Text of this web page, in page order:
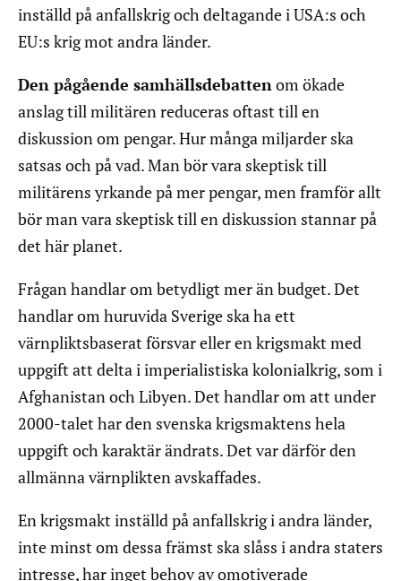
inställd på anfallskrig och deltagande i USA:s och
EU:s krig mot andra länder.
Den pågående samhällsdebattenom ökade
anslag till militären reduceras oftast till en
diskussion om pengar. Hur många miljarder ska
satsas och på vad. Man bör vara skeptisk till
militärens yrkande på mer pengar, men framför allt
bör man vara skeptisk till en diskussion stannar på
det här planet.
Frågan handlar om betydligt mer än budget. Det
handlar om huruvida Sverige ska ha ett
värnpliktsbaserat försvar eller en krigsmakt med
uppgift att delta i imperialistiska kolonialkrig, som i
Afghanistan och Libyen. Det handlar om att under
2000-talet har den svenska krigsmaktens hela
uppgift och karaktär ändrats. Det var därför den
allmänna värnplikten avskaffades.
En krigsmakt inställd på anfallskrig i andra länder,
inte minst om dessa främst ska slåss i andra staters
intresse, har inget behov av omotiverade